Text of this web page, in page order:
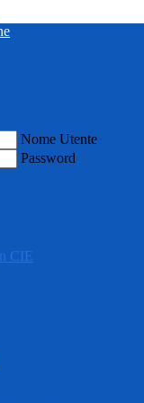
Nome Utente
Password
CIE